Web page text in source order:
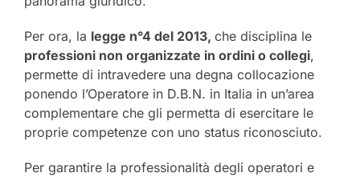
Per ora, la legge n°4 del 2013, che disciplina le
professioni non organizzate in ordini o collegi,
permette di intravedere una degna collocazione
ponendo l’Operatore in D.B.N. in Italia in un’area
complementare che gli permetta di esercitare le
proprie competenze con uno status riconosciuto.
Per garantire la professionalità degli operatori e